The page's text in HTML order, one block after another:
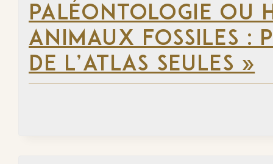
PALÉONTOLOGIE OU
ANIMAUX FOSSILES :
DE L’ATLAS SEULES »